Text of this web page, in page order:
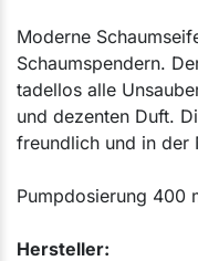
Moderne
Schaumspendern.
tadellos alle
und dezenten Duft.
freundlich und in der
Pumpdosierung 400
Hersteller:​